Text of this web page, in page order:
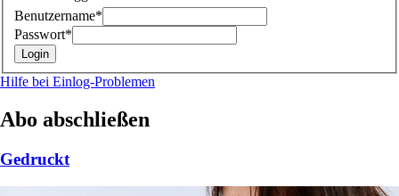
Benutzername*
Passwort*
Hilfe bei Einlog-Problemen
Abo abschließen
Gedruckt